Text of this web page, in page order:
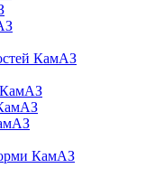
КамАЗ
КамАЗ
КамАЗ